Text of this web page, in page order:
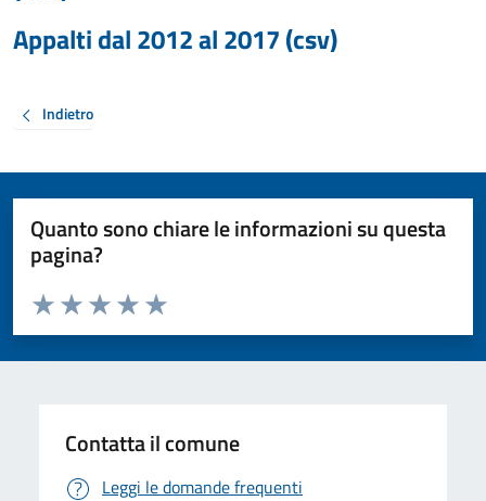
Appalti dal 2012 al 2017 (csv)
Indietro
Quanto sono chiare le informazioni su questa
pagina?
Valuta da 1 a 5 stelle la pagina
Valuta 5 stelle su 5
Valuta 4 stelle su 5
Valuta 3 stelle su 5
Valuta 2 stelle su 5
Valuta 1 stelle su 5
Contatta il comune
Leggi le domande frequenti